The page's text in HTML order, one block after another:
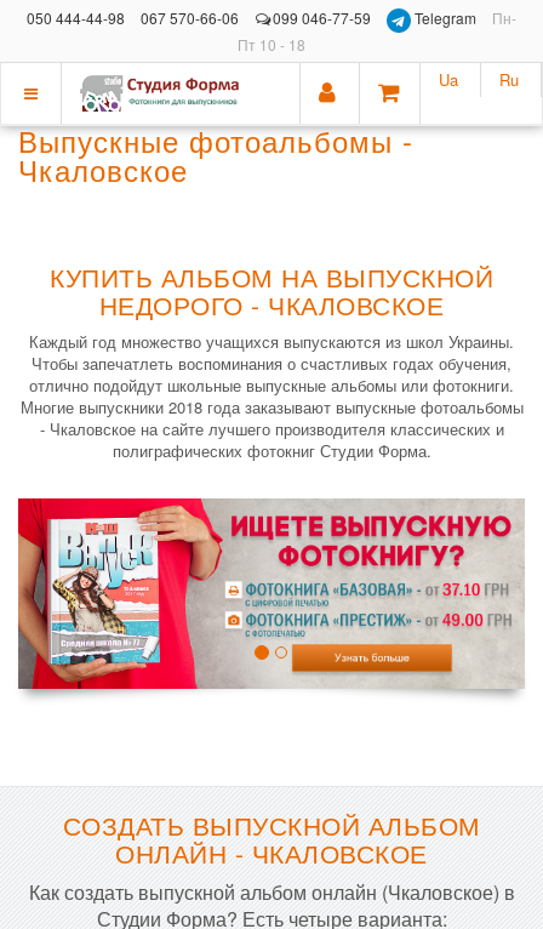
050 444-44-98 067 570-66-06 099 046-77-59 Telegram
Пн-
Пт 10 - 18
Показать
меню
Ua Ru
Выпускные фотоальбомы -
Чкаловское
КУПИТЬ АЛЬБОМ НА ВЫПУСКНОЙ
НЕДОРОГО - ЧКАЛОВСКОЕ
Каждый год множество учащихся выпускаются из школ Украины.
Чтобы запечатлеть воспоминания о счастливых годах обучения,
отлично подойдут школьные выпускные альбомы или фотокниги.
Многие выпускники 2018 года заказывают выпускные фотоальбомы
- Чкаловское на сайте лучшего производителя классических и
полиграфических фотокниг Студии Форма.
СОЗДАТЬ ВЫПУСКНОЙ АЛЬБОМ
ОНЛАЙН - ЧКАЛОВСКОЕ
Как создать выпускной альбом онлайн (Чкаловское) в
Студии Форма? Есть четыре варианта: